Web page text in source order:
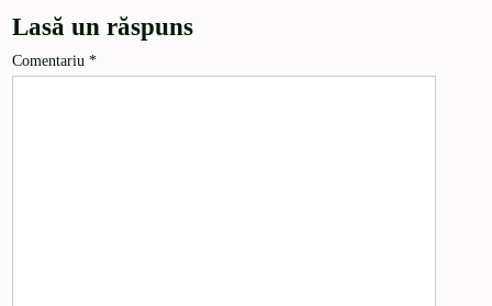
Lasă un răspuns
Comentariu*